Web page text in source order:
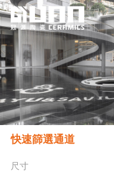
快速篩選通道
尺寸